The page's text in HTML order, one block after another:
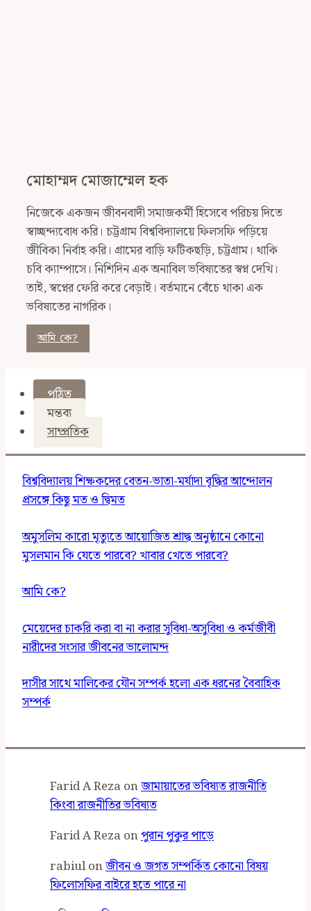
মোহাম্মদ মোজাম্মেল হক
নিজেকে একজন জীবনবাদী সমাজকর্মী হিসেবে পরিচয় দিতে
স্বাচ্ছন্দ্যবোধ করি। চট্টগ্রাম বিশ্ববিদ্যালয়ে ফিলসফি পড়িয়ে
জীবিকা নির্বাহ করি। গ্রামের বাড়ি ফটিকছড়ি, চট্টগ্রাম। থাকি
চবি ক্যাম্পাসে। নিশিদিন এক অনাবিল ভবিষ্যতের স্বপ্ন দেখি।
তাই, স্বপ্নের ফেরি করে বেড়াই। বর্তমানে বেঁচে থাকা এক
ভবিষ্যতের নাগরিক।
আমি কে?
পঠিত
মন্তব্য
সাম্প্রতিক
বিশ্ববিদ্যালয় শিক্ষকদের বেতন-ভাতা-মর্যাদা বৃদ্ধির আন্দোলন
প্রসঙ্গে কিছু মত ও দ্বিমত
অমুসলিম কারো মৃত্যুতে আয়োজিত শ্রাদ্ধ অনুষ্ঠানে কোনো
মুসলমান কি যেতে পারবে? খাবার খেতে পারবে?
আমি কে?
মেয়েদের চাকরি করা বা না করার সুবিধা-অসুবিধা ও কর্মজীবী
নারীদের সংসার জীবনের ভালোমন্দ
দাসীর সাথে মালিকের যৌন সম্পর্ক হলো এক ধরনের বৈবাহিক
সম্পর্ক
Farid A Reza onজামায়াতের ভবিষ্যত রাজনীতি
কিংবা রাজনীতির ভবিষ্যত
Farid A Reza onপুরান পুকুর পাড়ে
rabiulonজীবন ও জগত সম্পর্কিত কোনো বিষয়
ফিলোসফির বাইরে হতে পারে না